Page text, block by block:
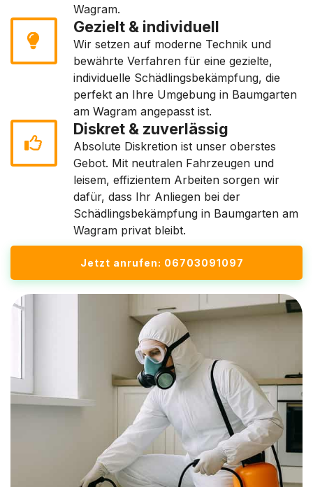
Wagram.
Gezielt & individuell
Wir setzen auf moderne Technik und
bewährte Verfahren für eine gezielte,
individuelle Schädlingsbekämpfung, die
perfekt an Ihre Umgebung in Baumgarten
am Wagram angepasst ist.
Diskret & zuverlässig
Absolute Diskretion ist unser oberstes
Gebot. Mit neutralen Fahrzeugen und
leisem, effizientem Arbeiten sorgen wir
dafür, dass Ihr Anliegen bei der
Schädlingsbekämpfung in Baumgarten am
Wagram privat bleibt.
Jetzt anrufen: 06703091097